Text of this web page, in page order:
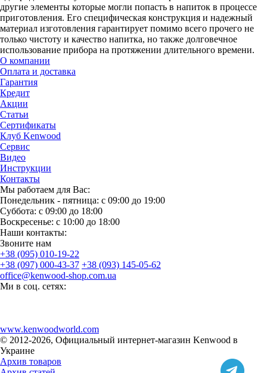
другие элементы которые могли попасть в напиток в процессе
приготовления. Его специфическая конструкция и надежный
материал изготовления гарантирует помимо всего прочего не
только чистоту и качество напитка, но также долговечное
использование прибора на протяжении длительного времени.
О компании
Оплата и доставка
Гарантия
Кредит
Акции
Статьи
Сертификаты
Клуб Kenwood
Сервис
Видео
Инструкции
Контакты
Мы работаем для Вас:
Понедельник - пятница: с 09:00 до 19:00
Суббота: с 09:00 до 18:00
Воскресенье: с 10:00 до 18:00
Наши контакты:
Звоните нам
+38 (095) 010-19-22
+38 (097) 000-43-37 +38 (093) 145-05-62
office@kenwood-shop.com.ua
Ми в соц. сетях:
www.kenwoodworld.com
© 2012-2026, Официальный интернет-магазин Kenwood в
Украине
Архив товаров